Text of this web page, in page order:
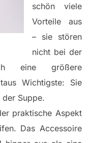
schön viele
Vorteile aus
– sie stören
nicht bei der
eine größere
Wichtigste: Sie
Suppe.
praktische Aspekt
Das Accessoire